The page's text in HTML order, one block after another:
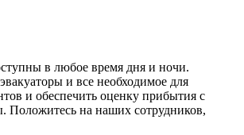
в любое время дня и ночи.
и все необходимое для
и обеспечить оценку прибытия с
Положитесь на наших сотрудников,